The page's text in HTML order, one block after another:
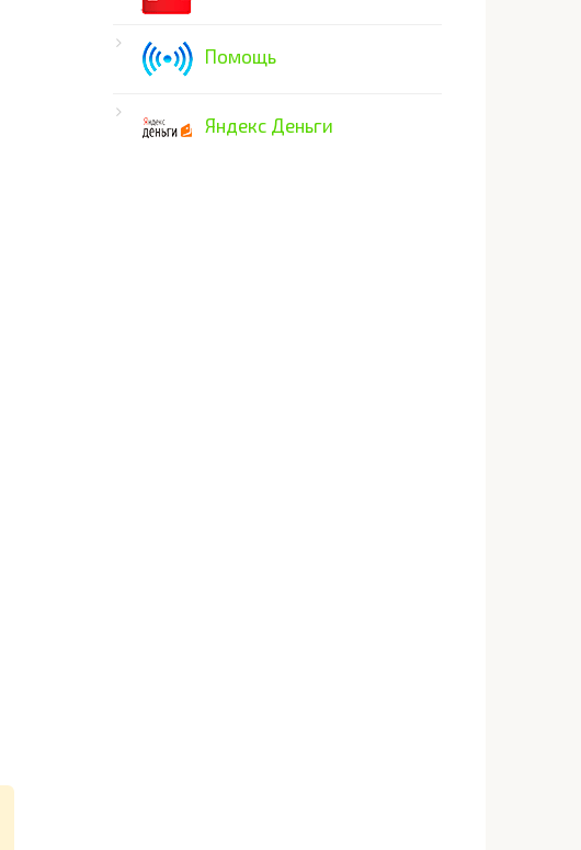
Помощь
Яндекс Деньги